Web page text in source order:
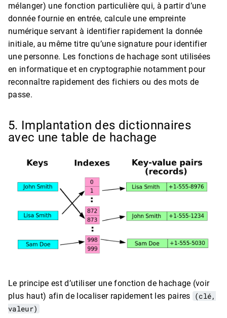
mélanger) une fonction particulière qui, à partir d’une
donnée fournie en entrée, calcule une empreinte
numérique servant à identifier rapidement la donnée
initiale, au même titre qu’une signature pour identifier
une personne. Les fonctions de hachage sont utilisées
en informatique et en cryptographie notamment pour
reconnaître rapidement des fichiers ou des mots de
passe.
5. Implantation des dictionnaires
avec une table de hachage
Le principe est d’utiliser une fonction de hachage (voir
plus haut) afin de localiser rapidement les paires (clé,
valeur)